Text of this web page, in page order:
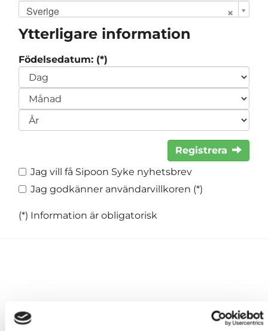
Sverige
Ytterligare information
Födelsedatum: (*)
Registrera
Jag vill få Sipoon Syke nyhetsbrev
Jag godkänner användarvillkoren (*)
(*) Information är obligatorisk